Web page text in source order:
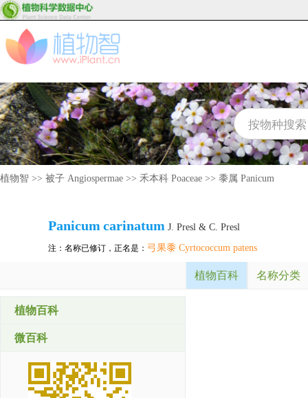
植物智 >> 被子 Angiospermae >> 禾本科 Poaceae >> 黍属 Panicum
Panicum carinatum J. Presl & C. Presl
注：名称已修订，正名是： 弓果黍 Cyrtococcum patens
植物百科 名称分类
植物百科
微百科